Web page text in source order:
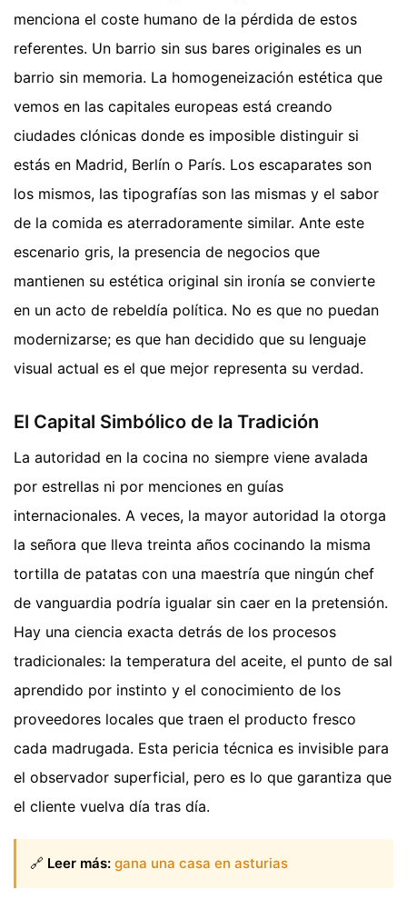
menciona el coste humano de la pérdida de estos
referentes. Un barrio sin sus bares originales es un
barrio sin memoria. La homogeneización estética que
vemos en las capitales europeas está creando
ciudades clónicas donde es imposible distinguir si
estás en Madrid, Berlín o París. Los escaparates son
los mismos, las tipografías son las mismas y el sabor
de la comida es aterradoramente similar. Ante este
escenario gris, la presencia de negocios que
mantienen su estética original sin ironía se convierte
en un acto de rebeldía política. No es que no puedan
modernizarse; es que han decidido que su lenguaje
visual actual es el que mejor representa su verdad.
El Capital Simbólico de la Tradición
La autoridad en la cocina no siempre viene avalada
por estrellas ni por menciones en guías
internacionales. A veces, la mayor autoridad la otorga
la señora que lleva treinta años cocinando la misma
tortilla de patatas con una maestría que ningún chef
de vanguardia podría igualar sin caer en la pretensión.
Hay una ciencia exacta detrás de los procesos
tradicionales: la temperatura del aceite, el punto de sal
aprendido por instinto y el conocimiento de los
proveedores locales que traen el producto fresco
cada madrugada. Esta pericia técnica es invisible para
el observador superficial, pero es lo que garantiza que
el cliente vuelva día tras día.
🔗 Leer más: gana una casa en asturias